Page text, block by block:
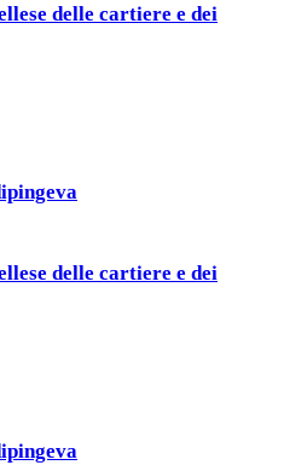
delle cartiere e dei
delle cartiere e dei